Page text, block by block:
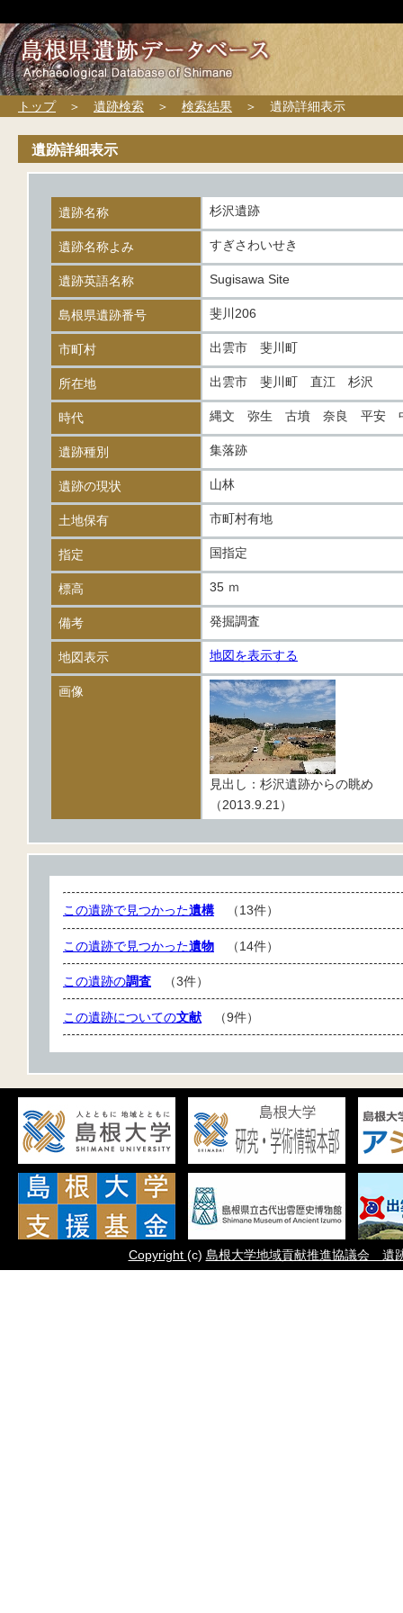
トップ＞ 遺跡検索 ＞ 検索結果 ＞ 遺跡詳細表示
遺跡詳細表示
遺跡名称 杉沢遺跡
遺跡名称よみ すぎさわいせき
遺跡英語名称 Sugisawa Site
島根県遺跡番号 斐川206
市町村 出雲市 斐川町
所在地 出雲市 斐川町 直江 杉沢
時代 縄文 弥生 古墳 奈良 平安
遺跡種別 集落跡
遺跡の現状 山林
土地保有 市町村有地
指定 国指定
標高 35 ｍ
備考 発掘調査
地図表示 地図を表示する
画像
見出し：杉沢遺跡からの眺め
（2013.9.21）
この遺跡で見つかった遺構（13件）
この遺跡で見つかった遺物 （14件）
この遺跡の調査 （3件）
この遺跡についての文献 （9件）
Copyright (c) 島根大学地域貢献推進協議会 遺